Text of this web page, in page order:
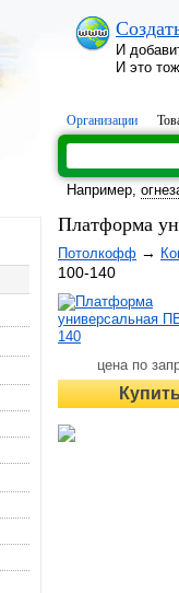
И
И это
Организации
Например,
Платформа
Потолкофф →
100-140
цена по